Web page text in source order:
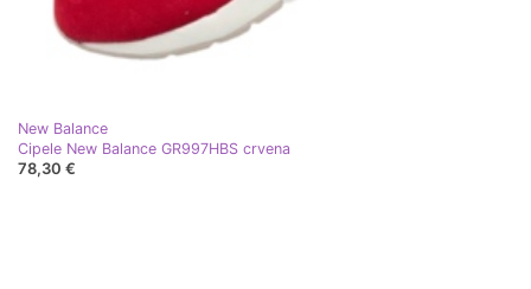
New Balance
Cipele New Balance GR997HBS crvena
78,30 €